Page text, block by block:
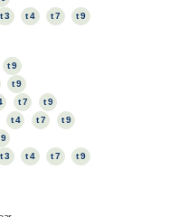
t 3 t 4 t 7 t 9
t 9
t 9
t 7 t 9
t 4 t 7 t 9
t 3 t 4 t 7 t 9